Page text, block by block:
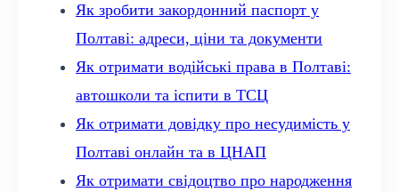
Як зробити закордонний паспорт у
Полтаві: адреси, ціни та документи
Як отримати водійські права в Полтаві:
автошколи та іспити в ТСЦ
Як отримати довідку про несудимість у
Полтаві онлайн та в ЦНАП
Як отримати свідоцтво про народження